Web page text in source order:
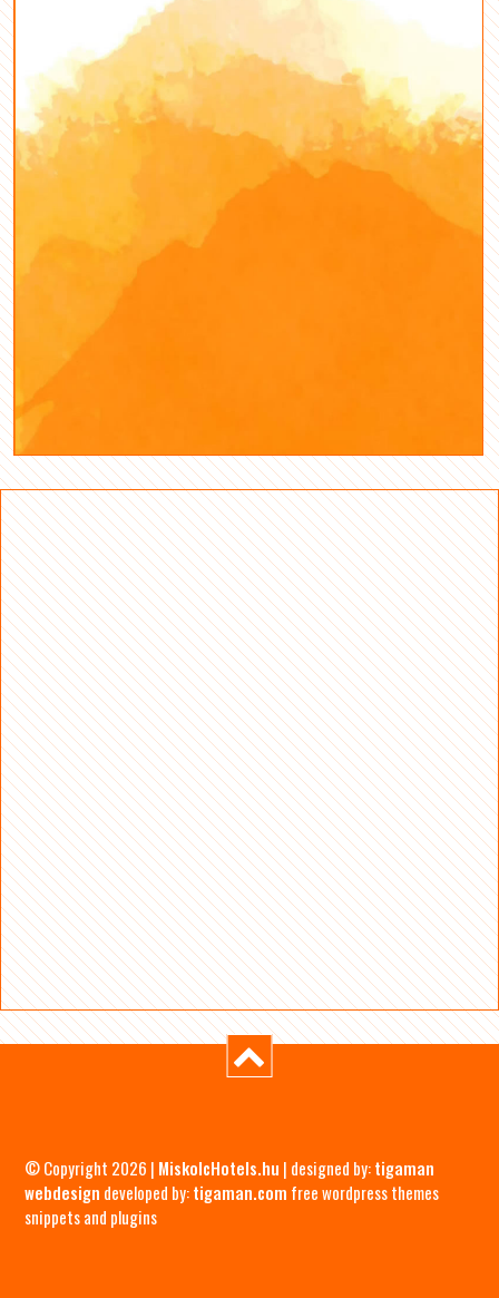
© Copyright 2026 | MiskolcHotels.hu | designed by:tigaman
webdesign developed by:tigaman.com free wordpress themes
snippets and plugins